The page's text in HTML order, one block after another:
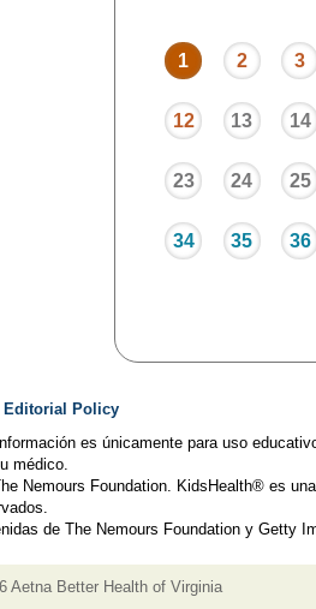
1 2 3
12 13 14
23 24 25
34 35 36
Editorial Policy
es únicamente para uso
médico.
Nemours Foundation. KidsHealth® es
de The Nemours Foundation y Getty
Aetna Better Health of Virginia